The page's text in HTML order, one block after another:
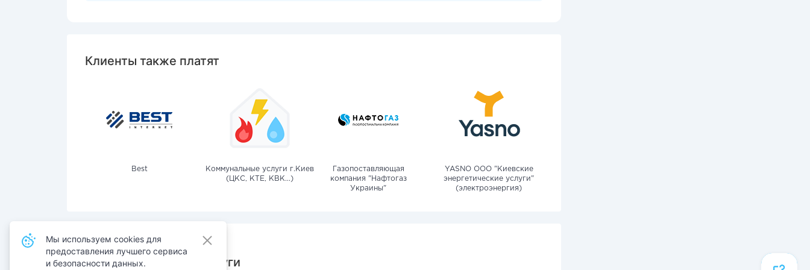
Клиенты также платят
Best
Коммунальные услуги г.Киев
(ЦКС, КТЕ, КВК...)
Газопоставляющая
компания "Нафтогаз
Украины"
YASNO OOO "Киевские
энергетические услуги"
(электроэнергия)
Также оплачивают услуги
Мы используем cookies для
предоставления лучшего сервиса
и безопасности данных.